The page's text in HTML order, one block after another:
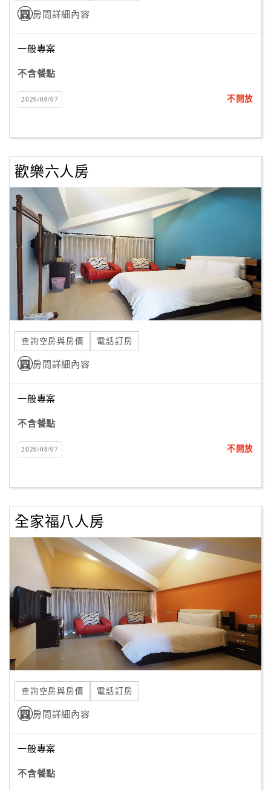
Q&A
國
卡
訂
房
請
收
據
合
作
提
飯
合
廠
合
劃
商
宣
傳
房間詳細內容
一般專案
不含餐點
2026/08/07 不開放
歡樂六人房
查詢空房與房價 電話訂房
房間詳細內容
一般專案
不含餐點
2026/08/07 不開放
全家福八人房
查詢空房與房價 電話訂房
房間詳細內容
一般專案
不含餐點